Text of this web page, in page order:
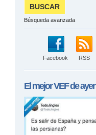
Búsqueda avanzada
Facebook RSS
El mejorVEFde ayer